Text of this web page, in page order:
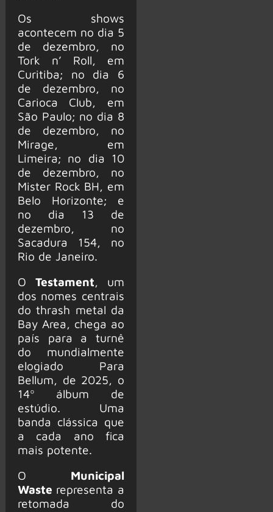
Os shows
acontecem no dia 5
de dezembro, no
Tork n’ Roll, em
Curitiba; no dia 6
de dezembro, no
Carioca Club, em
São Paulo; no dia 8
de dezembro, no
Mirage, em
Limeira; no dia 10
de dezembro, no
Mister Rock BH, em
Belo Horizonte; e
no dia 13 de
dezembro, no
Sacadura 154, no
Rio de Janeiro.
O Testament, um
dos nomes centrais
do thrash metal da
Bay Area, chega ao
país para a turnê
do mundialmente
elogiado Para
Bellum, de 2025, o
14º álbum de
estúdio. Uma
banda clássica que
a cada ano fica
mais potente.
O Municipal
Waste representa a
retomada do